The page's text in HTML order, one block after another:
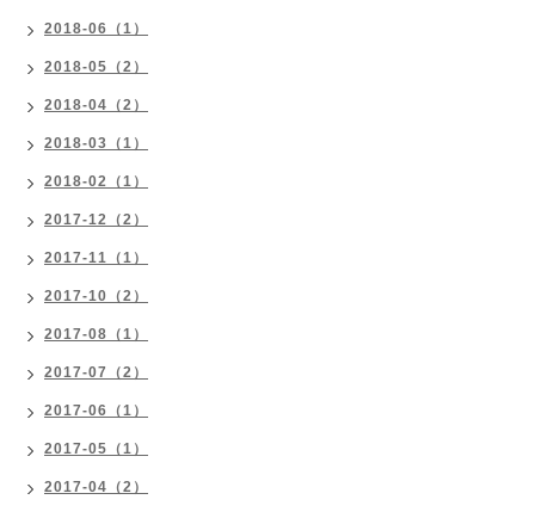
2018-06（1）
2018-05（2）
2018-04（2）
2018-03（1）
2018-02（1）
2017-12（2）
2017-11（1）
2017-10（2）
2017-08（1）
2017-07（2）
2017-06（1）
2017-05（1）
2017-04（2）